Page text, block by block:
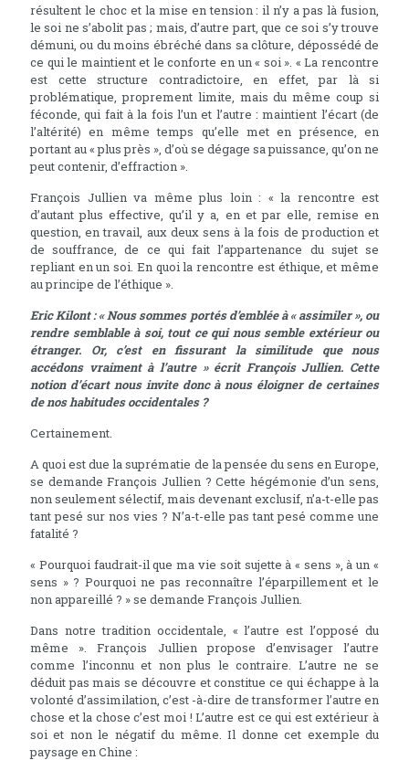
résultent le choc et la mise en tension : il n’y a pas là fusion,
le soi ne s’abolit pas ; mais, d’autre part, que ce soi s’y trouve
démuni, ou du moins ébréché dans sa clôture, dépossédé de
ce qui le maintient et le conforte en un « soi ». « La rencontre
est cette structure contradictoire, en effet, par là si
problématique, proprement limite, mais du même coup si
féconde, qui fait à la fois l’un et l’autre : maintient l’écart (de
l’altérité) en même temps qu’elle met en présence, en
portant au « plus près », d’où se dégage sa puissance, qu’on ne
peut contenir, d’effraction ».
François Jullien va même plus loin : « la rencontre est
d’autant plus effective, qu’il y a, en et par elle, remise en
question, en travail, aux deux sens à la fois de production et
de souffrance, de ce qui fait l’appartenance du sujet se
repliant en un soi. En quoi la rencontre est éthique, et même
au principe de l’éthique ».
Eric Kilont : « Nous sommes portés d’emblée à « assimiler », ou
rendre semblable à soi, tout ce qui nous semble extérieur ou
étranger. Or, c’est en fissurant la similitude que nous
accédons vraiment à l’autre » écrit François Jullien. Cette
notion d’écart nous invite donc à nous éloigner de certaines
de nos habitudes occidentales ?
Certainement.
A quoi est due la suprématie de la pensée du sens en Europe,
se demande François Jullien ? Cette hégémonie d’un sens,
non seulement sélectif, mais devenant exclusif, n’a-t-elle pas
tant pesé sur nos vies ? N’a-t-elle pas tant pesé comme une
fatalité ?
« Pourquoi faudrait-il que ma vie soit sujette à « sens », à un «
sens » ? Pourquoi ne pas reconnaître l’éparpillement et le
non appareillé ? » se demande François Jullien.
Dans notre tradition occidentale, « l’autre est l’opposé du
même ». François Jullien propose d’envisager l’autre
comme l’inconnu et non plus le contraire. L’autre ne se
déduit pas mais se découvre et constitue ce qui échappe à la
volonté d’assimilation, c’est -à-dire de transformer l’autre en
chose et la chose c’est moi ! L’autre est ce qui est extérieur à
soi et non le négatif du même. Il donne cet exemple du
paysage en Chine :